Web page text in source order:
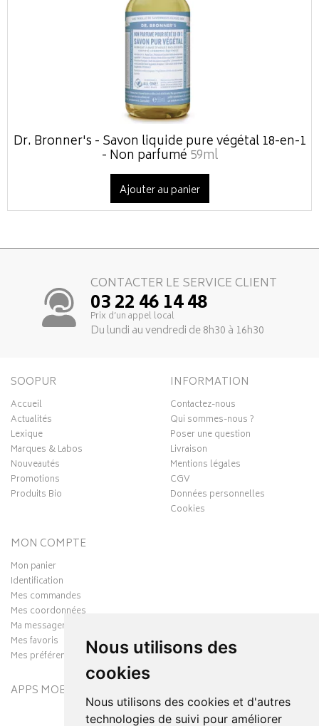
Nous utilisons des
cookies
Nous utilisons des cookies et d'autres
technologies de suivi pour améliorer
Dr. Bronner's - Savon liquide pure végétal 18-en-1
- Non parfumé 59ml
Ajouter au panier
CONTACTER LE SERVICE CLIENT
03 22 46 14 48
Prix d’un appel local
Du lundi au vendredi de 8h30 à 16h30
SOOPUR
Accueil
Actualités
Lexique
Marques & Labos
Nouveautés
Promotions
Produits Bio
INFORMATION
Contactez-nous
Qui sommes-nous ?
Poser une question
Livraison
Mentions légales
CGV
Données personnelles
Cookies
MON COMPTE
Mon panier
Identification
Mes commandes
Mes coordonnées
Ma messagerie
Mes favoris
Mes préférences Cookies
APPS MOBILES